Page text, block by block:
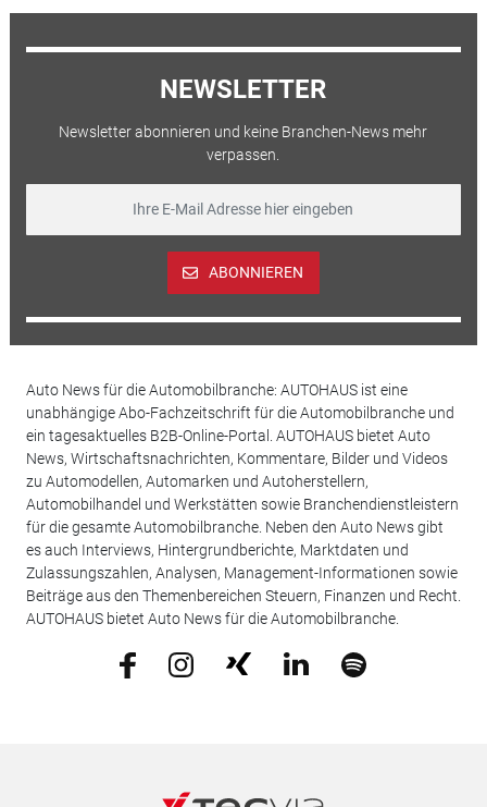
NEWSLETTER
Newsletter abonnieren und keine Branchen-News mehr
verpassen.
ABONNIEREN
Auto News für die Automobilbranche: AUTOHAUS ist eine
unabhängige Abo-Fachzeitschrift für die Automobilbranche und
ein tagesaktuelles B2B-Online-Portal. AUTOHAUS bietet Auto
News, Wirtschaftsnachrichten, Kommentare, Bilder und Videos
zu Automodellen, Automarken und Autoherstellern,
Automobilhandel und Werkstätten sowie Branchendienstleistern
für die gesamte Automobilbranche. Neben den Auto News gibt
es auch Interviews, Hintergrundberichte, Marktdaten und
Zulassungszahlen, Analysen, Management-Informationen sowie
Beiträge aus den Themenbereichen Steuern, Finanzen und Recht.
AUTOHAUS bietet Auto News für die Automobilbranche.